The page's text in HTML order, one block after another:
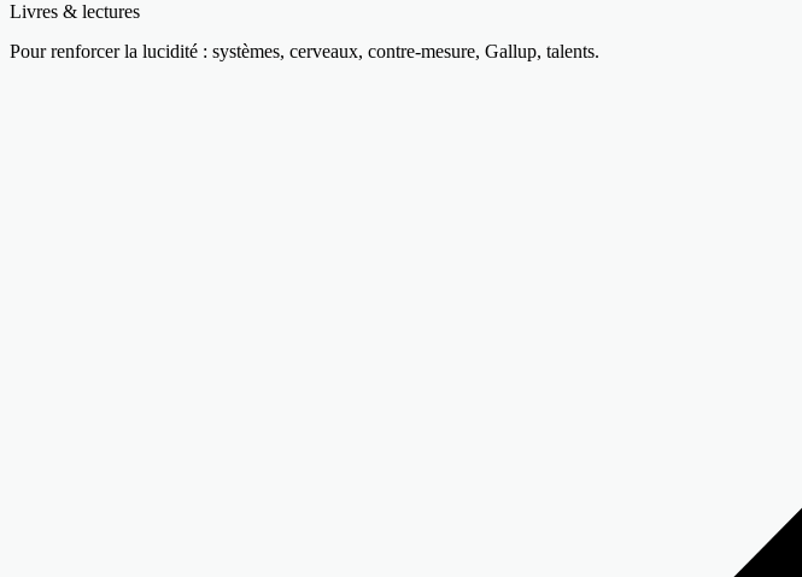
Livres & lectures
Pour renforcer la lucidité : systèmes, cerveaux, contre-mesure, Gallup, talents.